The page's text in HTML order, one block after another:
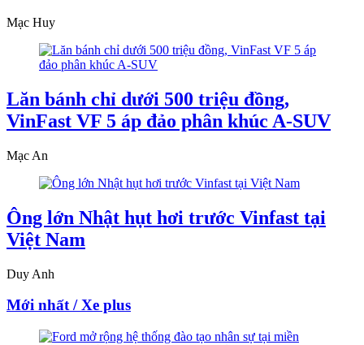
Mạc Huy
Lăn bánh chỉ dưới 500 triệu đồng,
VinFast VF 5 áp đảo phân khúc A-SUV
Mạc An
Ông lớn Nhật hụt hơi trước Vinfast tại
Việt Nam
Duy Anh
Mới nhất / Xe plus